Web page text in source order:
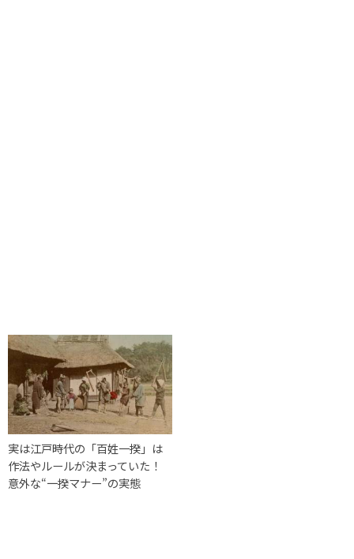
実は江戸時代の「百姓一揆」は
作法やルールが決まっていた！
意外な“一揆マナー”の実態